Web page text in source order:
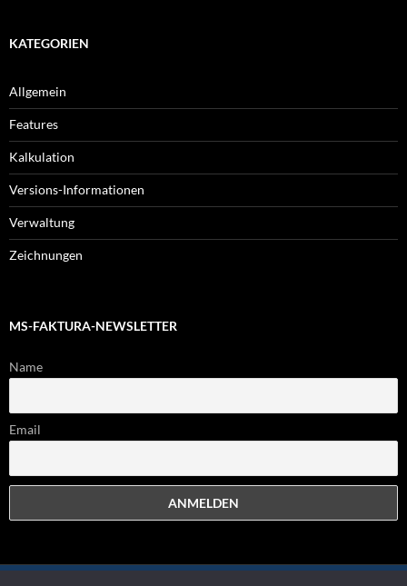
KATEGORIEN
Allgemein
Features
Kalkulation
Versions-Informationen
Verwaltung
Zeichnungen
MS-FAKTURA-NEWSLETTER
Name
Email